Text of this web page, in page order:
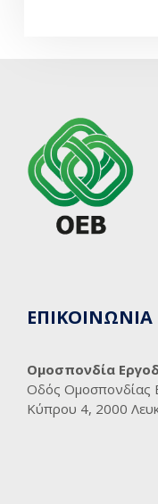
ΕΠΙΚΟΙΝΩΝΙΑ
Ομοσπονδία
Οδός Ομοσπονδίας
Κύπρου 4, 2000